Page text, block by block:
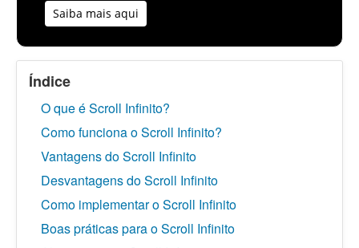
Saiba mais aqui
Índice
O que é Scroll Infinito?
Como funciona o Scroll Infinito?
Vantagens do Scroll Infinito
Desvantagens do Scroll Infinito
Como implementar o Scroll Infinito
Boas práticas para o Scroll Infinito